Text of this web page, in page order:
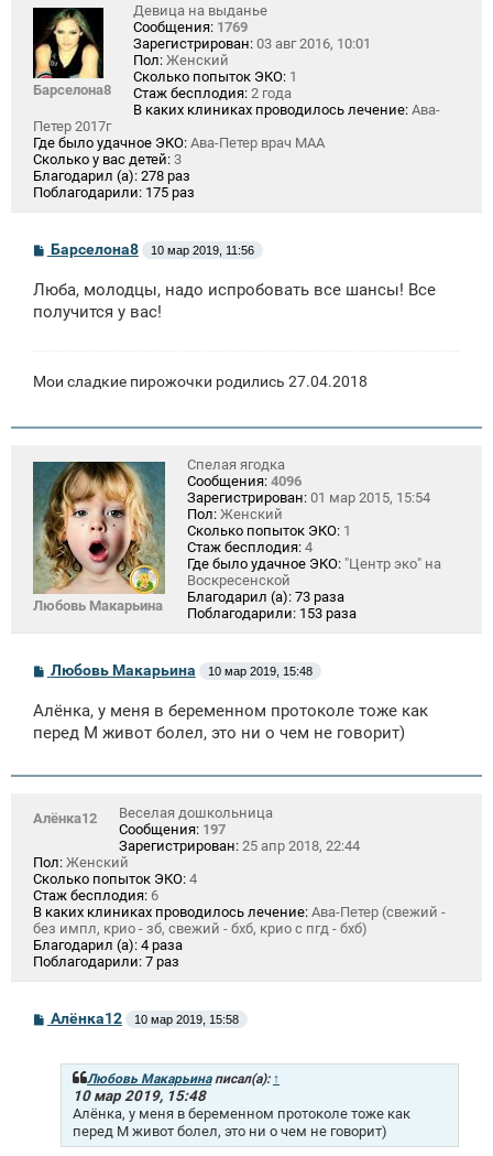
Барселона8
Девица на выданье
Сообщения: 1769
Зарегистрирован: 03 авг 2016, 10:01
Пол: Женский
Сколько попыток ЭКО: 1
Стаж бесплодия: 2 года
В каких клиниках проводилось лечение: Ава-
Петер 2017г
Где было удачное ЭКО: Ава-Петер врач МАА
Сколько у вас детей: 3
Благодарил (а): 278 раз
Поблагодарили: 175 раз
С
о
б
щ
Барселона8 10 мар 2019, 11:56
Люба, молодцы, надо испробовать все шансы! Все
получится у вас!
Мои сладкие пирожочки родились 27.04.2018
Любовь Макарьина
Спелая ягодка
Сообщения: 4096
Зарегистрирован: 01 мар 2015, 15:54
Пол: Женский
Сколько попыток ЭКО: 1
Стаж бесплодия: 4
Где было удачное ЭКО: "Центр эко" на
Воскресенской
Благодарил (а): 73 раза
Поблагодарили: 153 раза
С
о
б
щ
и
Любовь Макарьина 10 мар 2019, 15:48
Алёнка, у меня в беременном протоколе тоже как
перед М живот болел, это ни о чем не говорит)
Алёнка12
Веселая дошкольница
Сообщения: 197
Зарегистрирован: 25 апр 2018, 22:44
Пол: Женский
Сколько попыток ЭКО: 4
Стаж бесплодия: 6
В каких клиниках проводилось лечение: Ава-Петер (свежий -
без импл, крио - зб, свежий - бхб, крио с пгд - бхб)
Благодарил (а): 4 раза
Поблагодарили: 7 раз
С
о
Алёнка12 10 мар 2019, 15:58
Любовь Макарьинаписал(а): ↑
10 мар 2019, 15:48
Алёнка, у меня в беременном протоколе тоже как
перед М живот болел, это ни о чем не говорит)